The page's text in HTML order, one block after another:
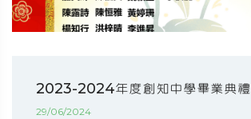
2023-2024年度創知中學畢業典禮
29/06/2024